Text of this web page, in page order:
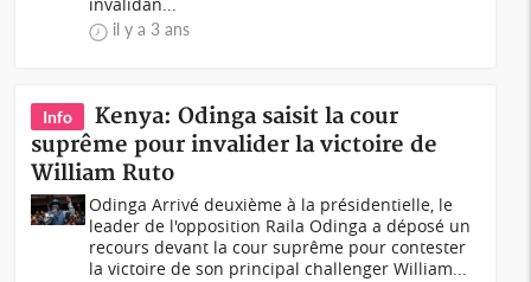
il y a 3 ans
Info
Kenya: Odinga saisit la cour
suprême pour invalider la victoire de
William Ruto
Odinga Arrivé deuxième à la présidentielle, le
leader de l'opposition Raila Odinga a déposé un
recours devant la cour suprême pour contester
la victoire de son principal challenger William...